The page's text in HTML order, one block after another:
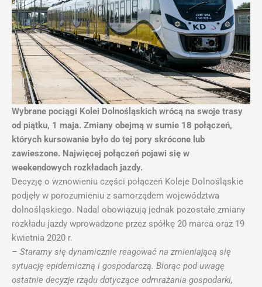
Wybrane pociągi Kolei Dolnośląskich wrócą na swoje trasy
od piątku, 1 maja. Zmiany obejmą w sumie 18 połączeń,
których kursowanie było do tej pory skrócone lub
zawieszone. Najwięcej połączeń pojawi się w
weekendowych rozkładach jazdy.
Decyzję o wznowieniu części połączeń Koleje Dolnośląskie
podjęły w porozumieniu z samorządem województwa
dolnośląskiego. Nadal obowiązują jednak pozostałe zmiany
rozkładu jazdy wprowadzone przez spółkę 20 marca oraz 19
kwietnia 2020 r.
– Staramy się dynamicznie reagować na zmieniającą się
sytuację epidemiczną i gospodarczą. Biorąc pod uwagę
ostatnie decyzje rządu dotyczące odmrażania gospodarki,